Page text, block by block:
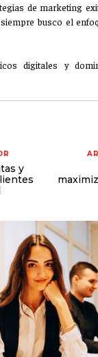
de marketing
busco el
digitales y
y